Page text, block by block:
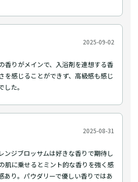
2025-09-02
香りがメインで、入浴剤を連想する香
を感じることができず、高級感も感じ
た。
2025-08-31
ンジブロッサムは好きな香りで期待し
肌に乗せるとミント的な香りを強く感
あり。パウダリーで優しい香りではあ